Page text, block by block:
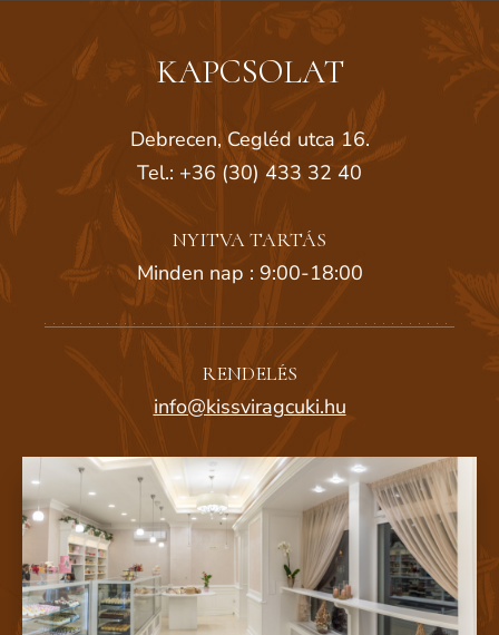
KAPCSOLAT
Debrecen, Cegléd utca 16.
Tel.: +36 (30) 433 32 40
NYITVA TARTÁS
Minden nap : 9:00-18:00
RENDELÉS
info@kissviragcuki.hu